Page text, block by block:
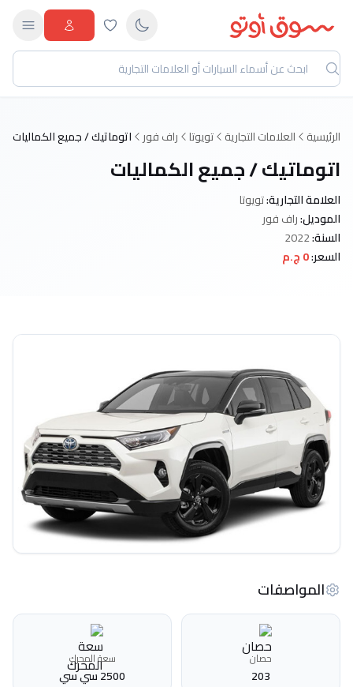
الرئيسية العلامات التجارية تويوتا راف فور اتوماتيك / جميع الكماليات
اتوماتيك / جميع الكماليات
العلامة التجارية:تويوتا
الموديل:راف فور
السنة:
السعر:0 ج.م
المواصفات
حصان
203
سعة المحرك
2500 سي سي